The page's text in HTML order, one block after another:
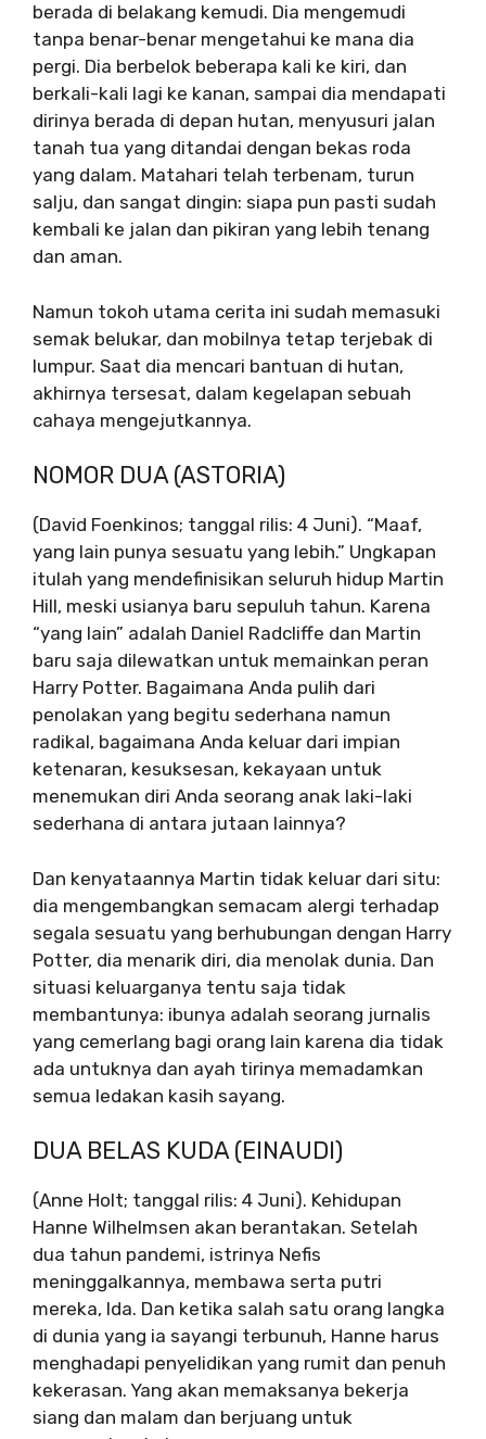
berada di belakang kemudi. Dia mengemudi
tanpa benar-benar mengetahui ke mana dia
pergi. Dia berbelok beberapa kali ke kiri, dan
berkali-kali lagi ke kanan, sampai dia mendapati
dirinya berada di depan hutan, menyusuri jalan
tanah tua yang ditandai dengan bekas roda
yang dalam. Matahari telah terbenam, turun
salju, dan sangat dingin: siapa pun pasti sudah
kembali ke jalan dan pikiran yang lebih tenang
dan aman.
Namun tokoh utama cerita ini sudah memasuki
semak belukar, dan mobilnya tetap terjebak di
lumpur. Saat dia mencari bantuan di hutan,
akhirnya tersesat, dalam kegelapan sebuah
cahaya mengejutkannya.
NOMOR DUA (ASTORIA)
(David Foenkinos; tanggal rilis: 4 Juni). “Maaf,
yang lain punya sesuatu yang lebih.” Ungkapan
itulah yang mendefinisikan seluruh hidup Martin
Hill, meski usianya baru sepuluh tahun. Karena
“yang lain” adalah Daniel Radcliffe dan Martin
baru saja dilewatkan untuk memainkan peran
Harry Potter. Bagaimana Anda pulih dari
penolakan yang begitu sederhana namun
radikal, bagaimana Anda keluar dari impian
ketenaran, kesuksesan, kekayaan untuk
menemukan diri Anda seorang anak laki-laki
sederhana di antara jutaan lainnya?
Dan kenyataannya Martin tidak keluar dari situ:
dia mengembangkan semacam alergi terhadap
segala sesuatu yang berhubungan dengan Harry
Potter, dia menarik diri, dia menolak dunia. Dan
situasi keluarganya tentu saja tidak
membantunya: ibunya adalah seorang jurnalis
yang cemerlang bagi orang lain karena dia tidak
ada untuknya dan ayah tirinya memadamkan
semua ledakan kasih sayang.
DUA BELAS KUDA (EINAUDI)
(Anne Holt; tanggal rilis: 4 Juni). Kehidupan
Hanne Wilhelmsen akan berantakan. Setelah
dua tahun pandemi, istrinya Nefis
meninggalkannya, membawa serta putri
mereka, Ida. Dan ketika salah satu orang langka
di dunia yang ia sayangi terbunuh, Hanne harus
menghadapi penyelidikan yang rumit dan penuh
kekerasan. Yang akan memaksanya bekerja
siang dan malam dan berjuang untuk